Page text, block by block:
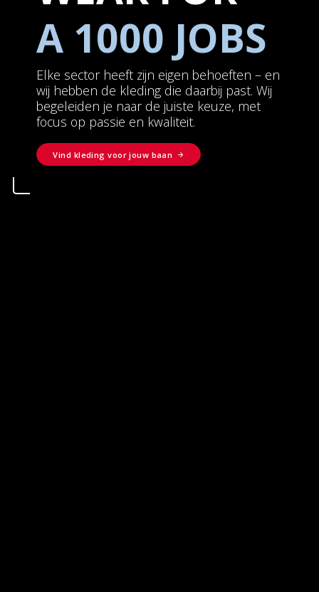
A 1000 JOBS
Elke sector heeft zijn eigen behoeften – en
wij hebben de kleding die daarbij past. Wij
begeleiden je naar de juiste keuze, met
focus op passie en kwaliteit.
Vind kleding voor jouw baan